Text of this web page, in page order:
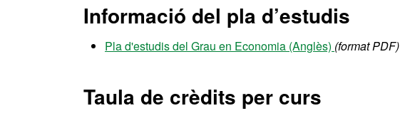
Informació del pla d’estudis
Pla d'estudis del Grau en Economia (Anglès) (format PDF)
Taula de crèdits per curs